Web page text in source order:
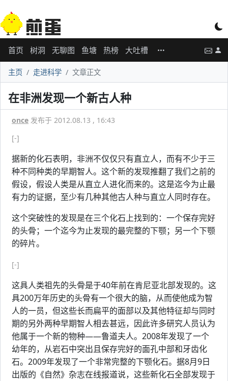
首页 树洞 无聊图 鱼塘 热榜 大吐槽
主页 走进科学 文章正文
在非洲发现一个新古人种
once 发布于 2012.08.13 , 16:43
[-]
据新的化石表明，非洲不仅仅只有直立人，而有不少于三
种不同种类的早期智人。这个新的发现推翻了我们之前的
假设，假设人类是从直立人进化而来的。这是迄今为止最
有力的证据，至少有几种其他古人种与直立人同时存在。
这个突破性的发现是在三个化石上找到的：一个保存完好
的头骨；一个迄今为止发现的最完整的下颚；另一个下颚
的碎片。
[-]
这具人类祖先的头骨是于40年前在肯尼亚北部发现的。这
具200万年历史的头骨有一个很大的脑，从而使他成为智
人的一员，但这些长而扁平的面部以及其他特征却与同时
期的另外两种早期智人相去甚远，因此许多研究人员认为
他属于一个新的物种——鲁道夫人。2008年发现了一个
幼年的，从岩石中突出且保存完好的面孔中部和牙齿化
石。2009年发现了一个非常完整的下颚化石。据8月9日
出版的《自然》杂志在线报道说，这些新化石全部发现于